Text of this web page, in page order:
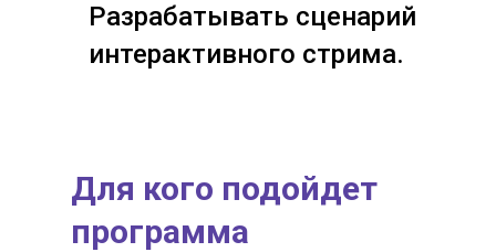
Разрабатывать сценарий
интерактивного стрима.
Для кого подойдет
программа